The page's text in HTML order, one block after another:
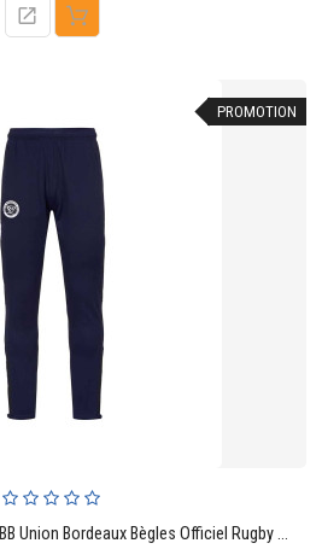
base
PROMOTION
Pantalon Abunszip pro 7 UBB Union Bordeaux Bègles Officiel Rugby Enfant Bleu Marine